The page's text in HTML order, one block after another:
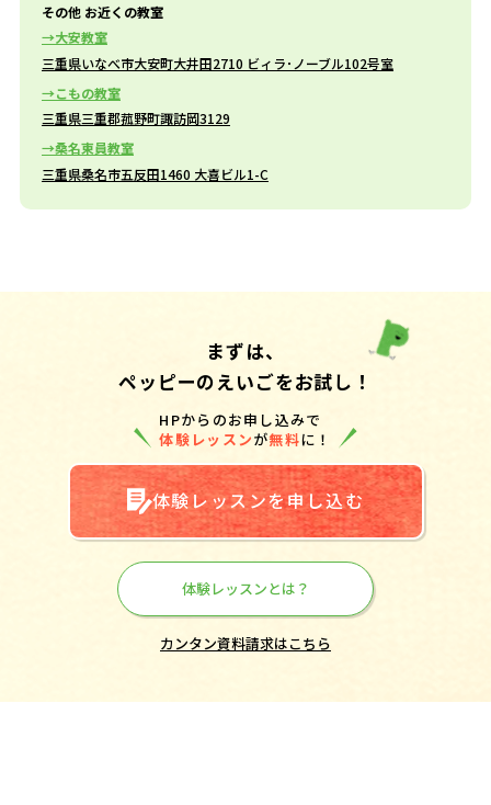
その他 お近くの教室
大安教室
三重県いなべ市大安町大井田2710 ビィラ･ノーブル102号室
こもの教室
三重県三重郡菰野町諏訪岡3129
桑名東員教室
三重県桑名市五反田1460 大喜ビル1-C
まずは、
ペッピーのえいごをお試し！
HPからのお申し込みで
体験レッスンが無料に！
体験レッスンを申し込む
体験レッスンとは？
カンタン資料請求はこちら